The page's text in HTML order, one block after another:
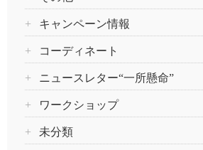
キャンペーン情報
コーディネート
ニュースレター“一所懸命”
ワークショップ
未分類